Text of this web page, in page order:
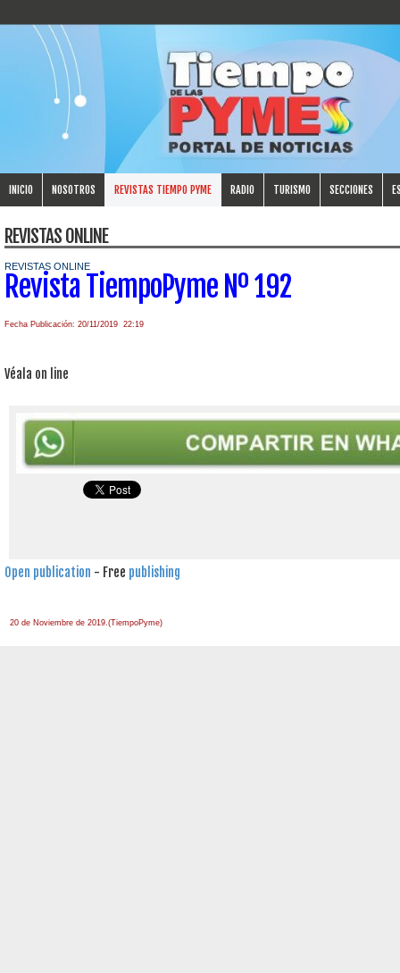
INICIO NOSOTROS REVISTAS TIEMPO PYME RADIO TURISMO SECCIONES
REVISTAS ONLINE
REVISTAS ONLINE
Revista TiempoPyme Nº 192
Fecha Publicación: 20/11/2019 22:19
Véala on line
Open publication - Free publishing
20 de Noviembre de 2019.(TiempoPyme)